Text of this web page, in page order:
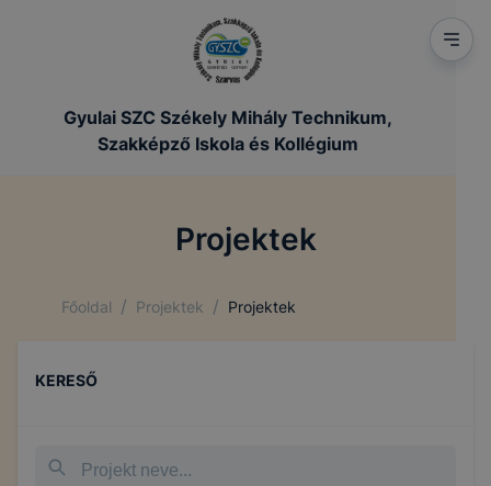
Gyulai SZC Székely Mihály Technikum,
Szakképző Iskola és Kollégium
Projektek
Főoldal / Projektek / Projektek
KERESŐ